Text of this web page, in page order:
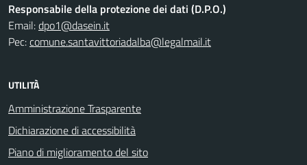
Responsabile della protezione dei dati (D.P.O.)
Email:dpo1@dasein.it
Pec:comune.santavittoriadalba@legalmail.it
UTILITÀ
Amministrazione Trasparente
Dichiarazione di accessibilità
Piano di miglioramento del sito